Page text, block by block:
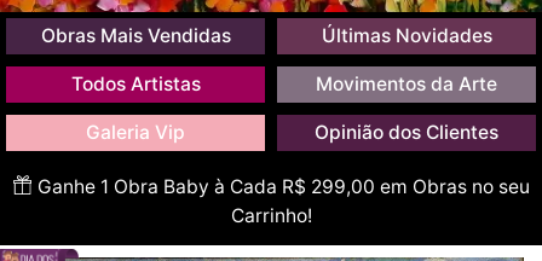
Obras Mais Vendidas Últimas Novidades
Todos Artistas Movimentos da Arte
Galeria Vip Opinião dos Clientes
Ganhe 1 Obra Baby à Cada R$ 299,00 em Obras no seu
Carrinho!